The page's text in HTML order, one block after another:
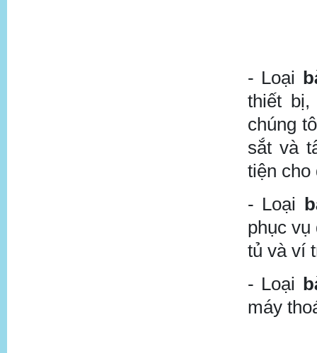
- Loại
thiết
chúng
sắt và
tiện cho
- Loại
phục vụ
tủ và ví
- Loại
máy